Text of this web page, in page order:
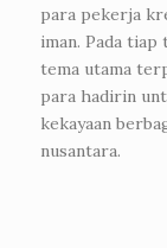
para pekerja
iman. Pada tiap
tema utama
para hadirin
kekayaan
nusantara.